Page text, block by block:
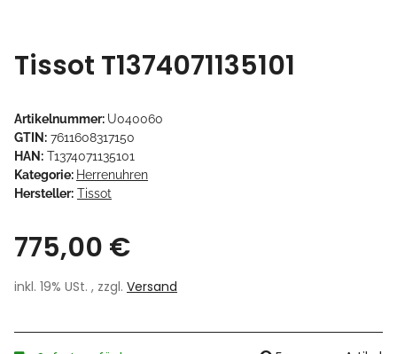
Tissot T1374071135101
Artikelnummer: U040060
GTIN: 7611608317150
HAN: T1374071135101
Kategorie: Herrenuhren
Hersteller: Tissot
775,00 €
inkl. 19% USt. , zzgl. Versand